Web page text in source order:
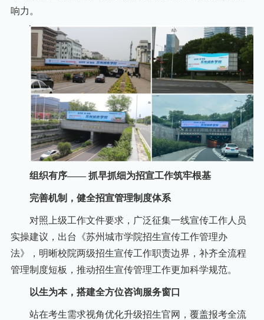
响力。
组织有序—— 抓早抓细为招宣工作筑牢根基
完善机制，健全招宣管理制度体系
对照上级工作文件要求，广泛征集一线宣传工作人员
实操建议，出台《苏州城市学院招生宣传工作管理办
法》，明晰校院两级招生宣传工作职责边界，补齐全流程
管理制度短板，推动招生宣传管理工作更加科学规范。
以生为本，搭建全方位咨询服务窗口
站在考生需求视角优化升级招生官网，覆盖报考全流